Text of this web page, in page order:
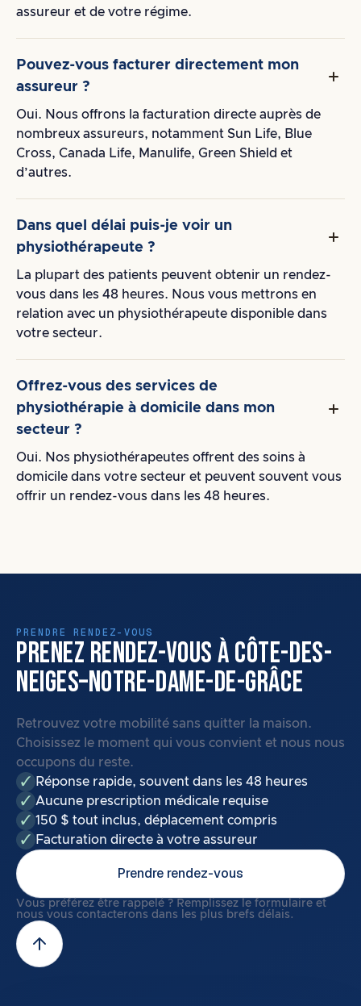
assureur et de votre régime.
Pouvez-vous facturer directement mon
assureur ?
Oui. Nous offrons la facturation directe auprès de
nombreux assureurs, notamment Sun Life, Blue
Cross, Canada Life, Manulife, Green Shield et
d’autres.
Dans quel délai puis-je voir un
physiothérapeute ?
La plupart des patients peuvent obtenir un rendez-
vous dans les 48 heures. Nous vous mettrons en
relation avec un physiothérapeute disponible dans
votre secteur.
Offrez-vous des services de
physiothérapie à domicile dans mon
secteur ?
Oui. Nos physiothérapeutes offrent des soins à
domicile dans votre secteur et peuvent souvent vous
offrir un rendez-vous dans les 48 heures.
PRENDRE RENDEZ-VOUS
PRENEZ RENDEZ-VOUS À CÔTE-DES-
NEIGES–NOTRE-DAME-DE-GRÂCE
Retrouvez votre mobilité sans quitter la maison.
Choisissez le moment qui vous convient et nous nous
occupons du reste.
Réponse rapide, souvent dans les 48 heures
Aucune prescription médicale requise
150 $ tout inclus, déplacement compris
Facturation directe à votre assureur
Prendre rendez-vous
Vous préférez être rappelé ? Remplissez le formulaire et
nous vous contacterons dans les plus brefs délais.